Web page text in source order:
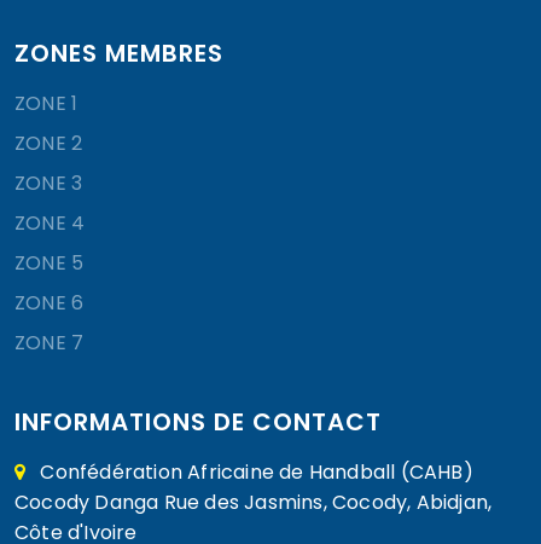
ZONES MEMBRES
ZONE 1
ZONE 2
ZONE 3
ZONE 4
ZONE 5
ZONE 6
ZONE 7
INFORMATIONS DE CONTACT
Confédération Africaine de Handball (CAHB)
Cocody Danga Rue des Jasmins, Cocody, Abidjan,
Côte d'Ivoire